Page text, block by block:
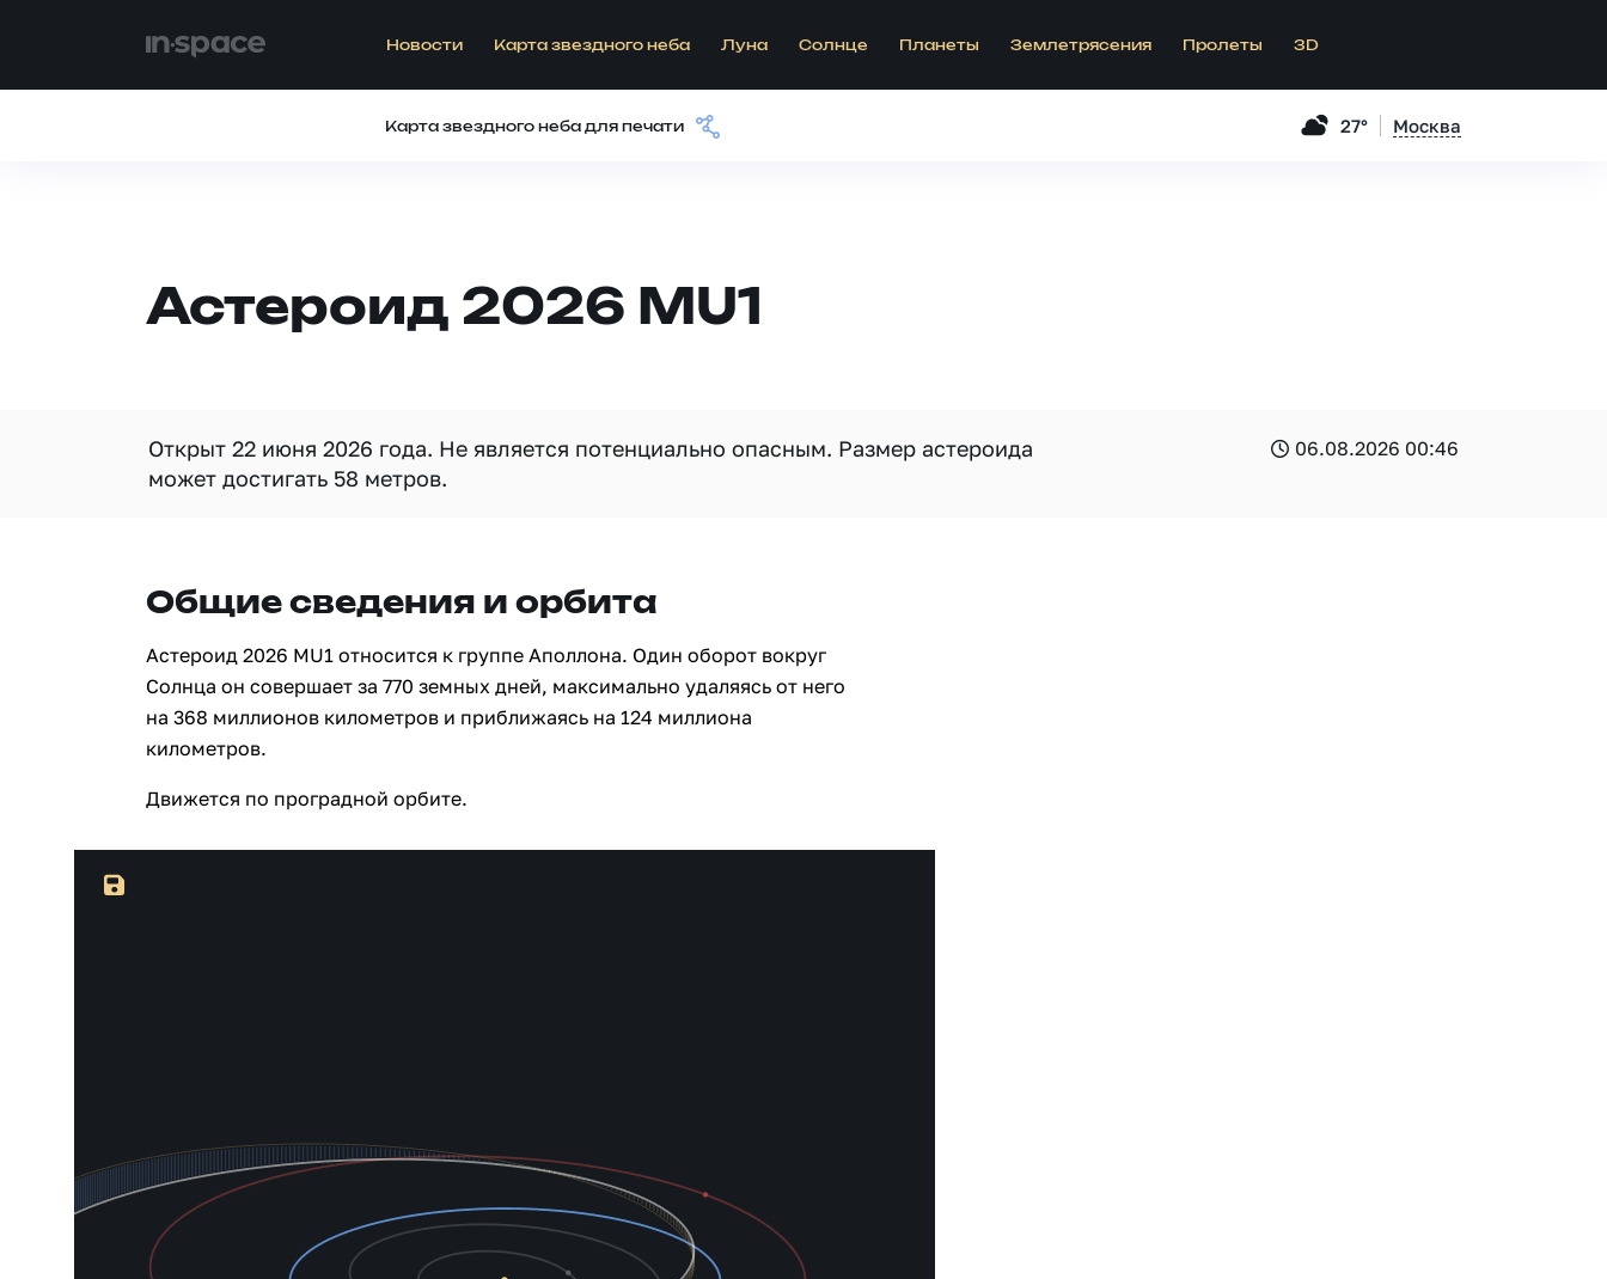
Новости Карта звездного неба Луна Солнце Планеты Землетрясения Пролеты 3D
Карта звездного неба для печати 27° Москва
Астероид 2026 MU1
Открыт 22 июня 2026 года. Не является потенциально опасным. Размер астероида
может достигать 58 метров.
06.08.2026 00:46
Общие сведения и орбита
Астероид 2026 MU1 относится к группе Аполлона. Один оборот вокруг
Солнца он совершает за 770 земных дней, максимально удаляясь от него
на 368 миллионов километров и приближаясь на 124 миллиона
километров.
Движется по проградной орбите.